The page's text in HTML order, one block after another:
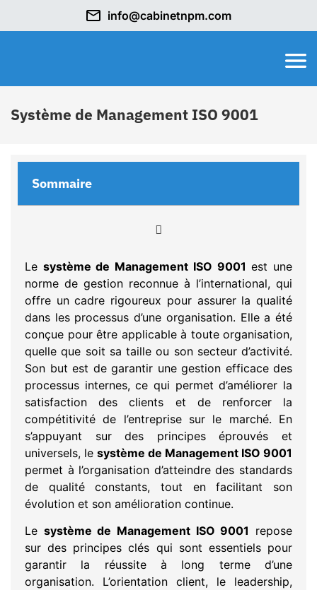
info@cabinetnpm.com
Système de Management ISO 9001
Sommaire
Le système de Management ISO 9001 est une
norme de gestion reconnue à l’international, qui
offre un cadre rigoureux pour assurer la qualité
dans les processus d’une organisation. Elle a été
conçue pour être applicable à toute organisation,
quelle que soit sa taille ou son secteur d’activité.
Son but est de garantir une gestion efficace des
processus internes, ce qui permet d’améliorer la
satisfaction des clients et de renforcer la
compétitivité de l’entreprise sur le marché. En
s’appuyant sur des principes éprouvés et
universels, le système de Management ISO 9001
permet à l’organisation d’atteindre des standards
de qualité constants, tout en facilitant son
évolution et son amélioration continue.
Le système de Management ISO 9001 repose
sur des principes clés qui sont essentiels pour
garantir la réussite à long terme d’une
organisation. L’orientation client, le leadership,